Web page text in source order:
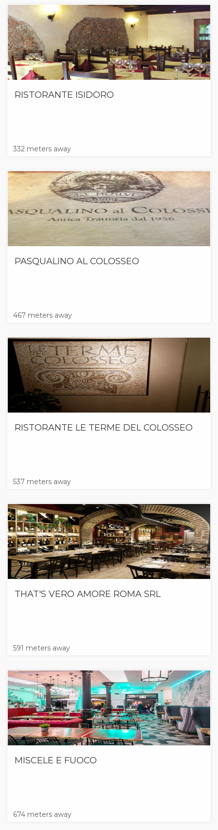
RISTORANTE ISIDORO
332 meters away
PASQUALINO AL COLOSSEO
467 meters away
RISTORANTE LE TERME DEL COLOSSEO
537 meters away
THAT'S VERO AMORE ROMA SRL
591 meters away
MISCELE E FUOCO
674 meters away